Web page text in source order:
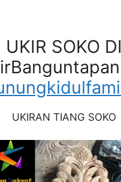
UKIR SOKO DI
UKIRAN TIANG SOKO